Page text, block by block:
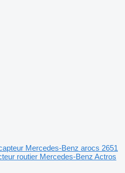
Mercedes-Benz arocs 2651
routier Mercedes-Benz Actros